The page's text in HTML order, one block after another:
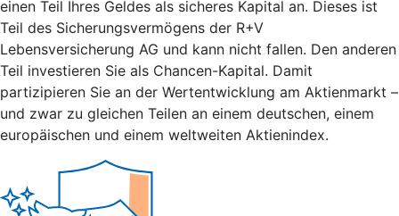
einen Teil Ihres Geldes als sicheres Kapital an. Dieses ist
Teil des Sicherungsvermögens der R+V
Lebensversicherung AG und kann nicht fallen. Den anderen
Teil investieren Sie als Chancen-Kapital. Damit
partizipieren Sie an der Wertentwicklung am Aktienmarkt –
und zwar zu gleichen Teilen an einem deutschen, einem
europäischen und einem weltweiten Aktienindex.